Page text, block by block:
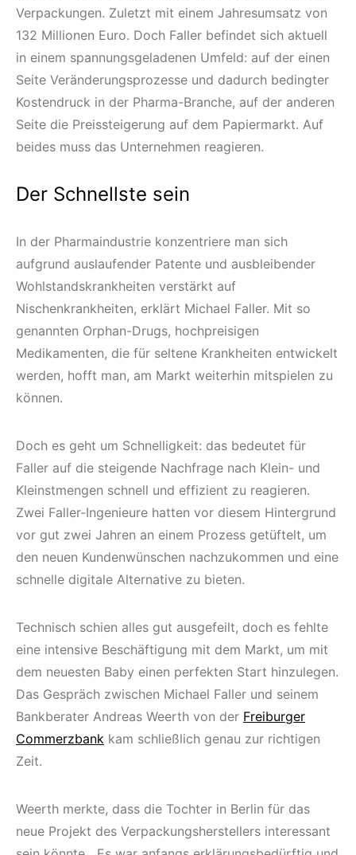
Verpackungen. Zuletzt mit einem Jahresumsatz von
132 Millionen Euro. Doch Faller befindet sich aktuell
in einem spannungsgeladenen Umfeld: auf der einen
Seite Veränderungsprozesse und dadurch bedingter
Kostendruck in der Pharma-Branche, auf der anderen
Seite die Preissteigerung auf dem Papiermarkt. Auf
beides muss das Unternehmen reagieren.
Der Schnellste sein
In der Pharmaindustrie konzentriere man sich
aufgrund auslaufender Patente und ausbleibender
Wohlstandskrankheiten verstärkt auf
Nischenkrankheiten, erklärt Michael Faller. Mit so
genannten Orphan-Drugs, hochpreisigen
Medikamenten, die für seltene Krankheiten entwickelt
werden, hofft man, am Markt weiterhin mitspielen zu
können.
Doch es geht um Schnelligkeit: das bedeutet für
Faller auf die steigende Nachfrage nach Klein- und
Kleinstmengen schnell und effizient zu reagieren.
Zwei Faller-Ingenieure hatten vor diesem Hintergrund
vor gut zwei Jahren an einem Prozess getüftelt, um
den neuen Kundenwünschen nachzukommen und eine
schnelle digitale Alternative zu bieten.
Technisch schien alles gut ausgefeilt, doch es fehlte
eine intensive Beschäftigung mit dem Markt, um mit
dem neuesten Baby einen perfekten Start hinzulegen.
Das Gespräch zwischen Michael Faller und seinem
Bankberater Andreas Weerth von der Freiburger
Commerzbank kam schließlich genau zur richtigen
Zeit.
Weerth merkte, dass die Tochter in Berlin für das
neue Projekt des Verpackungsherstellers interessant